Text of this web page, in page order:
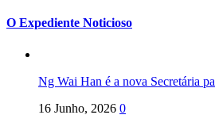
O Expediente Noticioso
Ng Wai Han é a nova Secretária
16 Junho, 2026 0